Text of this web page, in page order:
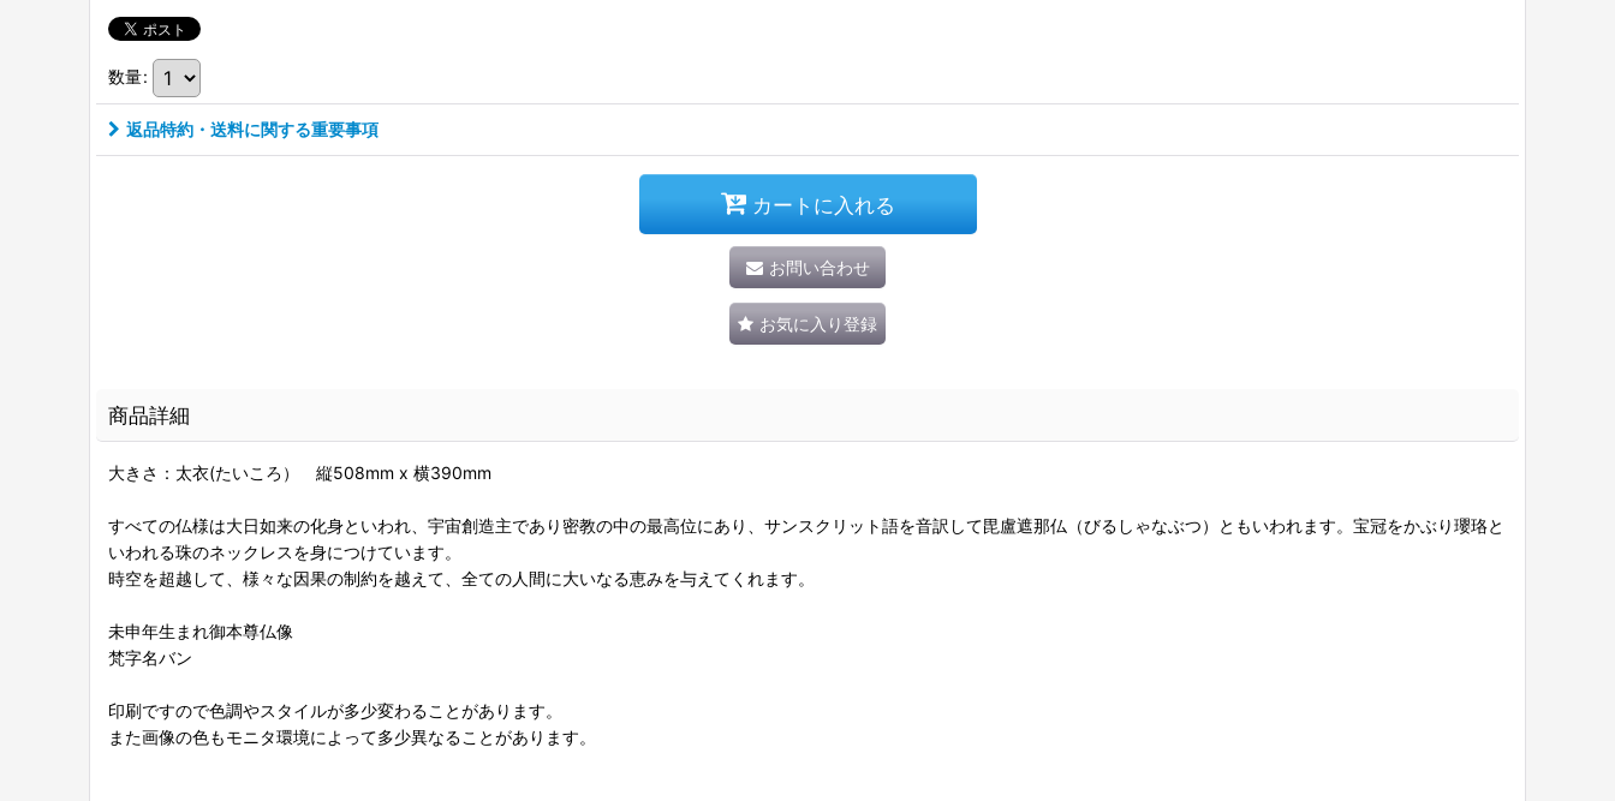
数量:
返品特約・送料に関する重要事項
カートに入れる
お問い合わせ
お気に入り登録
商品詳細
大きさ：太衣(たいころ） 縦508mm x 横390mm
すべての仏様は大日如来の化身といわれ、宇宙創造主であり密教の中の最高位にあり、サンスクリット語を音訳して毘盧遮那仏（びるしゃなぶつ）ともいわれます。宝冠をかぶり瓔珞と
いわれる珠のネックレスを身につけています。
時空を超越して、様々な因果の制約を越えて、全ての人間に大いなる恵みを与えてくれます。
未申年生まれ御本尊仏像
梵字名バン
印刷ですので色調やスタイルが多少変わることがあります。
また画像の色もモニタ環境によって多少異なることがあります。